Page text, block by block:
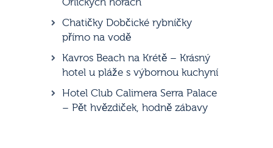
Chatičky Dobčické rybníčky
přímo na vodě
Kavros Beach na Krétě – Krásný
hotel u pláže s výbornou kuchyní
Hotel Club Calimera Serra Palace
– Pět hvězdiček, hodně zábavy